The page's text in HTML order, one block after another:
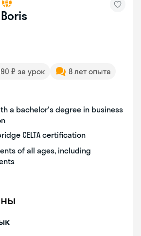
Boris
₽ за урок
8 лет опыта
a bachelor's degree in business
CELTA certification
of all ages, including